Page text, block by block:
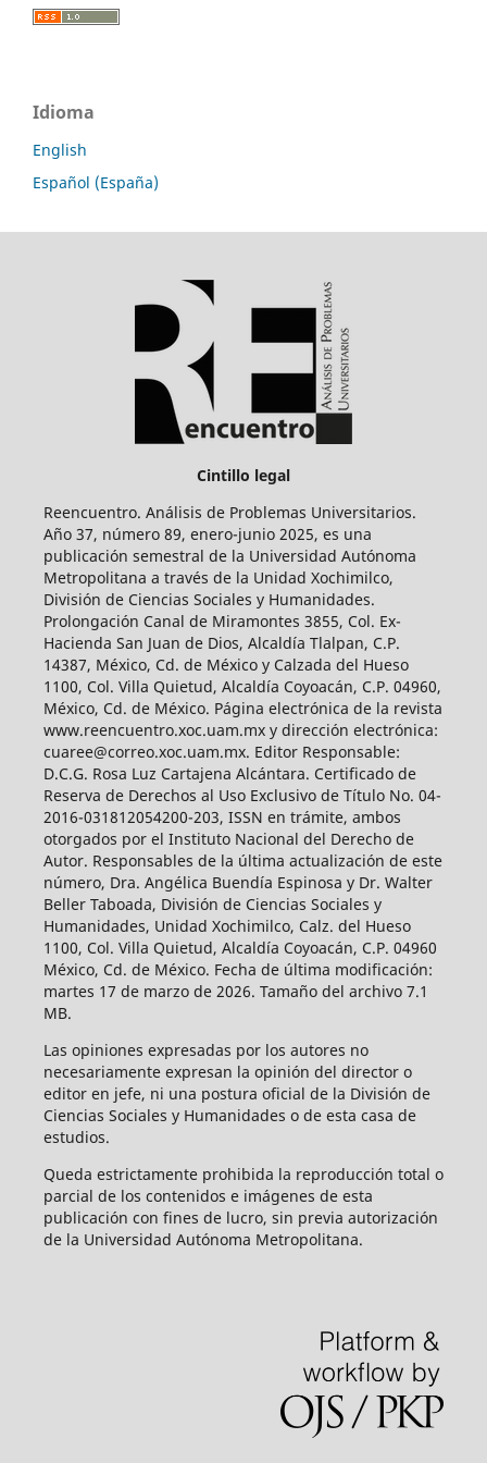
Idioma
English
Español (España)
Cintillo legal
Reencuentro. Análisis de Problemas Universitarios.
Año 37, número 89, enero-junio 2025, es una
publicación semestral de la Universidad Autónoma
Metropolitana a través de la Unidad Xochimilco,
División de Ciencias Sociales y Humanidades.
Prolongación Canal de Miramontes 3855, Col. Ex-
Hacienda San Juan de Dios, Alcaldía Tlalpan, C.P.
14387, México, Cd. de México y Calzada del Hueso
1100, Col. Villa Quietud, Alcaldía Coyoacán, C.P. 04960,
México, Cd. de México. Página electrónica de la revista
www.reencuentro.xoc.uam.mx y dirección electrónica:
cuaree@correo.xoc.uam.mx. Editor Responsable:
D.C.G. Rosa Luz Cartajena Alcántara. Certificado de
Reserva de Derechos al Uso Exclusivo de Título No. 04-
2016-031812054200-203, ISSN en trámite, ambos
otorgados por el Instituto Nacional del Derecho de
Autor. Responsables de la última actualización de este
número, Dra. Angélica Buendía Espinosa y Dr. Walter
Beller Taboada, División de Ciencias Sociales y
Humanidades, Unidad Xochimilco, Calz. del Hueso
1100, Col. Villa Quietud, Alcaldía Coyoacán, C.P. 04960
México, Cd. de México. Fecha de última modificación:
martes 17 de marzo de 2026. Tamaño del archivo 7.1
MB.
Las opiniones expresadas por los autores no
necesariamente expresan la opinión del director o
editor en jefe, ni una postura oficial de la División de
Ciencias Sociales y Humanidades o de esta casa de
estudios.
Queda estrictamente prohibida la reproducción total o
parcial de los contenidos e imágenes de esta
publicación con fines de lucro, sin previa autorización
de la Universidad Autónoma Metropolitana.